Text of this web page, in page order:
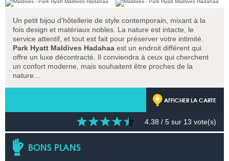
Un petit bijou d'hôtellerie de style contemporain, mixant à la
fois design et matériaux nobles. La nature est intacte, le
service attentif, et tout est fait pour préserver votre intimité.
Park Hyatt Maldives Hadahaa est un endroit différent qui
offre un luxe décontracté. Il conviendra à ceux qui cherchent
un confort moderne, mais souhaitent être proches de la
nature…
AFFICHER LA CARTE
4.38 / 5 sur 13 vote(s)
BONS PLANS